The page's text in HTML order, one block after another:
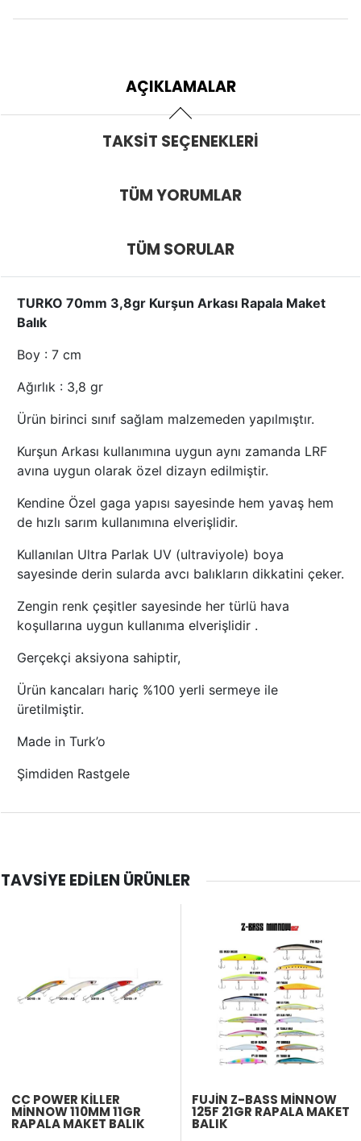
AÇIKLAMALAR
TAKSIT SEÇENEKLERI
TÜM YORUMLAR
TÜM SORULAR
TURKO 70mm 3,8gr Kurşun Arkası Rapala Maket
Balık
Boy : 7 cm
Ağırlık : 3,8 gr
Ürün birinci sınıf sağlam malzemeden yapılmıştır.
Kurşun Arkası kullanımına uygun aynı zamanda LRF
avına uygun olarak özel dizayn edilmiştir.
Kendine Özel gaga yapısı sayesinde hem yavaş hem
de hızlı sarım kullanımına elverişlidir.
Kullanılan Ultra Parlak UV (ultraviyole) boya
sayesinde derin sularda avcı balıkların dikkatini çeker.
Zengin renk çeşitler sayesinde her türlü hava
koşullarına uygun kullanıma elverişlidir .
Gerçekçi aksiyona sahiptir,
Ürün kancaları hariç %100 yerli sermeye ile
üretilmiştir.
Made in Turk’o
Şimdiden Rastgele
TAVSIYE EDILEN ÜRÜNLER
CC POWER KILLER
MINNOW 110MM 11GR
RAPALA MAKET BALIK
FUJIN Z-BASS MINNOW
125F 21GR RAPALA MAKET
BALIK